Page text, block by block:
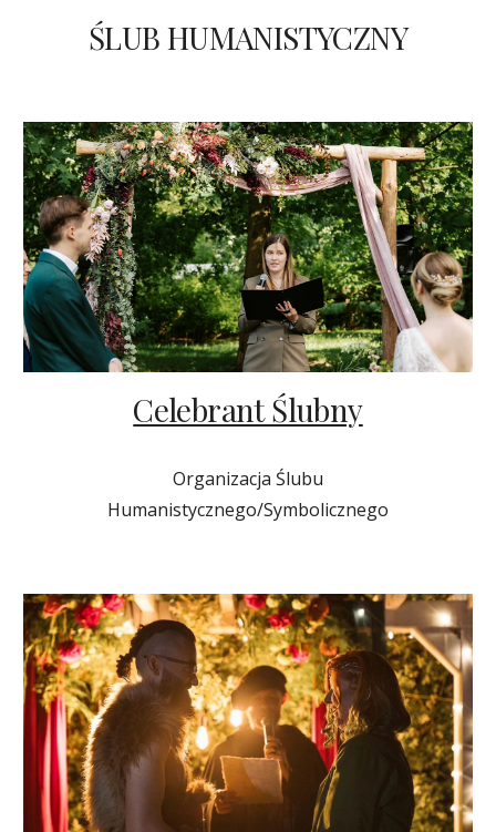
ŚLUB HUMANISTYCZNY
Celebrant Ślubny
Organizacja Ślubu
Humanistycznego/Symbolicznego